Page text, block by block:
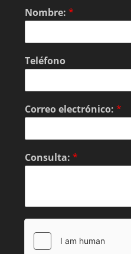
Nombre: *
Teléfono
Correo electrónico: *
Consulta: *